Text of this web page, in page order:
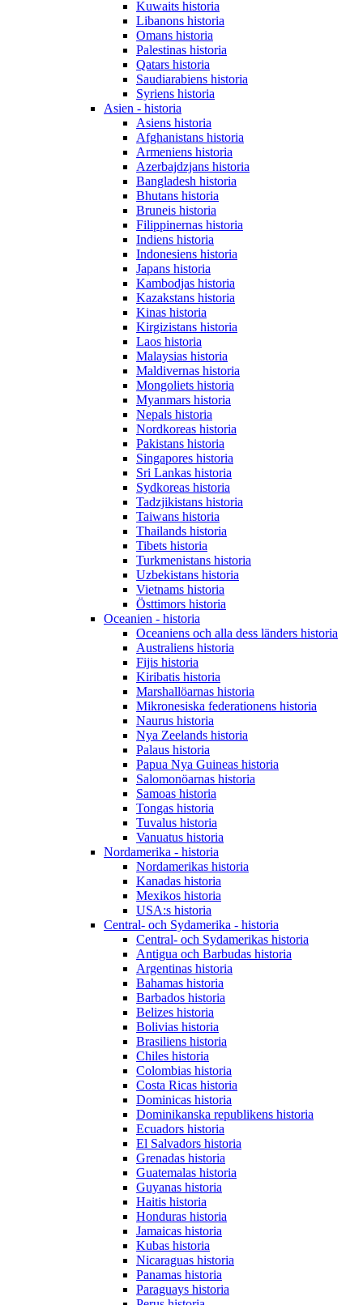
Kuwaits historia
Libanons historia
Omans historia
Palestinas historia
Qatars historia
Saudiarabiens historia
Syriens historia
Asien - historia
Asiens historia
Afghanistans historia
Armeniens historia
Azerbajdzjans historia
Bangladesh historia
Bhutans historia
Bruneis historia
Filippinernas historia
Indiens historia
Indonesiens historia
Japans historia
Kambodjas historia
Kazakstans historia
Kinas historia
Kirgizistans historia
Laos historia
Malaysias historia
Maldivernas historia
Mongoliets historia
Myanmars historia
Nepals historia
Nordkoreas historia
Pakistans historia
Singapores historia
Sri Lankas historia
Sydkoreas historia
Tadzjikistans historia
Taiwans historia
Thailands historia
Tibets historia
Turkmenistans historia
Uzbekistans historia
Vietnams historia
Östtimors historia
Oceanien - historia
Oceaniens och alla dess länders historia
Australiens historia
Fijis historia
Kiribatis historia
Marshallöarnas historia
Mikronesiska federationens historia
Naurus historia
Nya Zeelands historia
Palaus historia
Papua Nya Guineas historia
Salomonöarnas historia
Samoas historia
Tongas historia
Tuvalus historia
Vanuatus historia
Nordamerika - historia
Nordamerikas historia
Kanadas historia
Mexikos historia
USA:s historia
Central- och Sydamerika - historia
Central- och Sydamerikas historia
Antigua och Barbudas historia
Argentinas historia
Bahamas historia
Barbados historia
Belizes historia
Bolivias historia
Brasiliens historia
Chiles historia
Colombias historia
Costa Ricas historia
Dominicas historia
Dominikanska republikens historia
Ecuadors historia
El Salvadors historia
Grenadas historia
Guatemalas historia
Guyanas historia
Haitis historia
Honduras historia
Jamaicas historia
Kubas historia
Nicaraguas historia
Panamas historia
Paraguays historia